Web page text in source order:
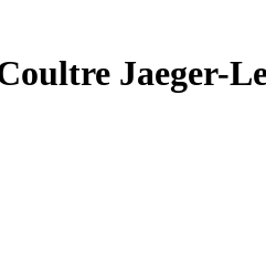
Jaeger-